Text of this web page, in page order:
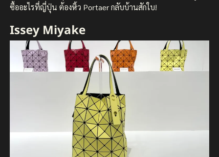
ซื้ออะไรที่ญี่ปุ่น ต้องหิ้ว Portaer กลับบ้านสักใบ!
Issey Miyake